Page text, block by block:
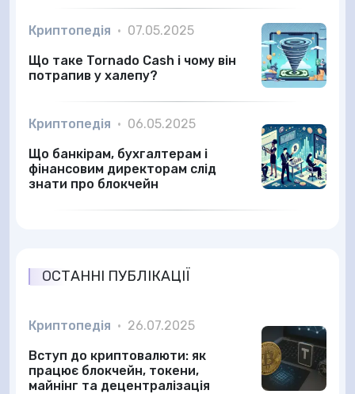
Криптопедія • 07.05.2025
Що таке Tornado Cash і чому він
потрапив у халепу?
Криптопедія • 06.05.2025
Що банкірам, бухгалтерам і
фінансовим директорам слід
знати про блокчейн
ОСТАННІ ПУБЛІКАЦІЇ
Криптопедія • 26.07.2025
Вступ до криптовалюти: як
працює блокчейн, токени,
майнінг та децентралізація